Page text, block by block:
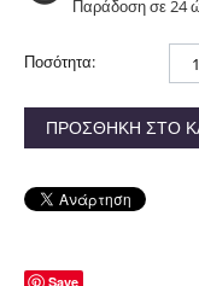
Παράδοση σε 24
Ποσότητα:
ΠΡΟΣΘΉΚΗ ΣΤΟ
Save